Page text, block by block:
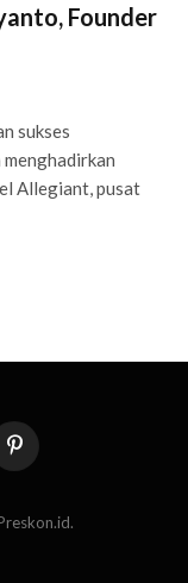
Founder
sukses
Allegiant, pusat
Pinterest